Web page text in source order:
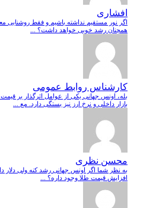
افشاری
اگر نور مستقیم نداشته باشیم و فقط روشنایی
همچنان رشد خوبی خواهد داشت؟ ...
کارشناس روابط عمومی
بله، اونس جهانی یکی از عوامل اثرگذار بر
بازار داخلی و نرخ ارز نیز بستگی دارد. مع ...
محسن نظری
به نظر شما اگر اونس جهانی رشد کنه ولی دلار
افزایش قیمت طلا وجود داره؟ ...